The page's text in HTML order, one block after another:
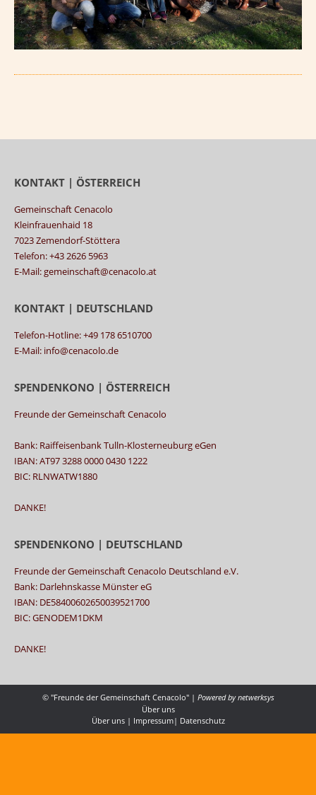
KONTAKT | ÖSTERREICH
Gemeinschaft Cenacolo
Kleinfrauenhaid 18
7023 Zemendorf-Stöttera
Telefon: +43 2626 5963
E-Mail: gemeinschaft@cenacolo.at
KONTAKT | DEUTSCHLAND
Telefon-Hotline: +49 178 6510700
E-Mail: info@cenacolo.de
SPENDENKONO | ÖSTERREICH
Freunde der Gemeinschaft Cenacolo
Bank: Raiffeisenbank Tulln-Klosterneuburg eGen
IBAN: AT97 3288 0000 0430 1222
BIC: RLNWATW1880
DANKE!
SPENDENKONO | DEUTSCHLAND
Freunde der Gemeinschaft Cenacolo Deutschland e.V.
Bank: Darlehnskasse Münster eG
IBAN: DE58400602650039521700
BIC: GENODEM1DKM
DANKE!
© "Freunde der Gemeinschaft Cenacolo" | Powered bynetwerksys
Über uns
Über uns| Impressum| Datenschutz